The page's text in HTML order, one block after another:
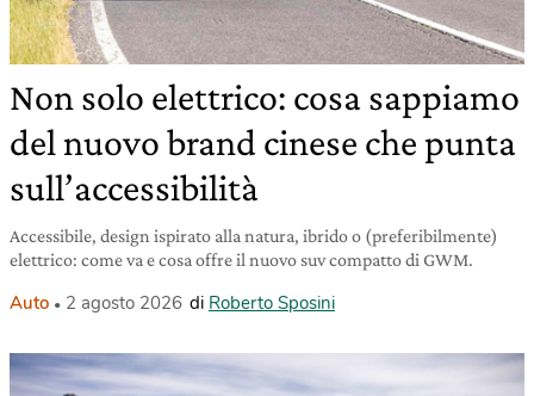
Non solo elettrico: cosa sappiamo
del nuovo brand cinese che punta
sull’accessibilità
Accessibile, design ispirato alla natura, ibrido o (preferibilmente)
elettrico: come va e cosa offre il nuovo suv compatto di GWM.
Auto 2 agosto 2026 di Roberto Sposini